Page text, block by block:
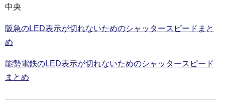
中央
阪急のLED表示が切れないためのシャッタースピードまと
め
能勢電鉄のLED表示が切れないためのシャッタースピード
まとめ